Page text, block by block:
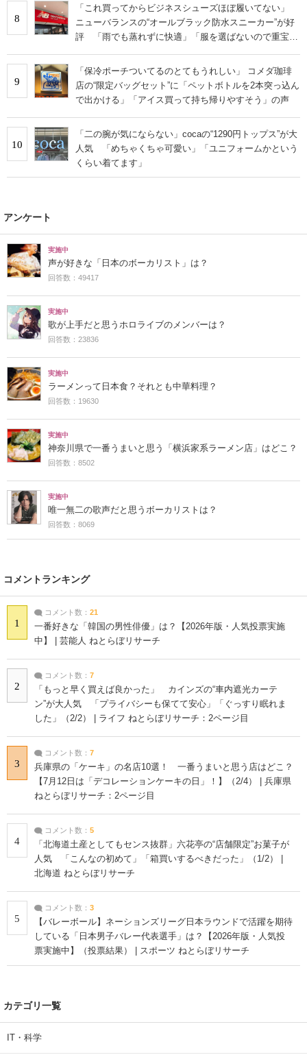
8
「これ買ってからビジネスシューズほぼ履いてない」
ニューバランスの“オールブラック防水スニーカー”が好
評 「雨でも蒸れずに快適」「服を選ばないので重宝」
9
「保冷ポーチついてるのとてもうれしい」 コメダ珈琲
店の“限定バッグセット”に「ペットボトルを2本突っ込ん
で出かける」「アイス買って持ち帰りやすそう」の声
10
「二の腕が気にならない」cocaの“1290円トップス”が大
人気 「めちゃくちゃ可愛い」「ユニフォームかという
くらい着てます」
アンケート
実施中
声が好きな「日本のボーカリスト」は？
回答数：49417
実施中
歌が上手だと思うホロライブのメンバーは？
回答数：23836
実施中
ラーメンって日本食？それとも中華料理？
回答数：19630
実施中
神奈川県で一番うまいと思う「横浜家系ラーメン店」はどこ？
回答数：8502
実施中
唯一無二の歌声だと思うボーカリストは？
回答数：8069
コメントランキング
1
コメント数： 21
一番好きな「韓国の男性俳優」は？【2026年版・人気投票実施
中】 | 芸能人 ねとらぼリサーチ
2
コメント数： 7
「もっと早く買えば良かった」 カインズの“車内遮光カーテ
ン”が大人気 「プライバシーも保てて安心」「ぐっすり眠れま
した」（2/2） | ライフ ねとらぼリサーチ：2ページ目
3
コメント数： 7
兵庫県の「ケーキ」の名店10選！ 一番うまいと思う店はどこ？
【7月12日は「デコレーションケーキの日」！】（2/4） | 兵庫県
ねとらぼリサーチ：2ページ目
4
コメント数： 5
「北海道土産としてもセンス抜群」六花亭の“店舗限定”お菓子が
人気 「こんなの初めて」「箱買いするべきだった」（1/2） |
北海道 ねとらぼリサーチ
5
コメント数： 3
【バレーボール】ネーションズリーグ日本ラウンドで活躍を期待
している「日本男子バレー代表選手」は？【2026年版・人気投
票実施中】（投票結果） | スポーツ ねとらぼリサーチ
カテゴリ一覧
IT・科学